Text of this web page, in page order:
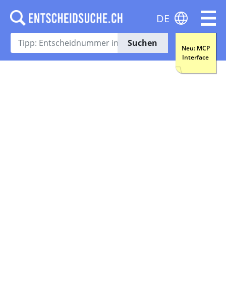
Suchen
Neu: MCP
Interface
DE